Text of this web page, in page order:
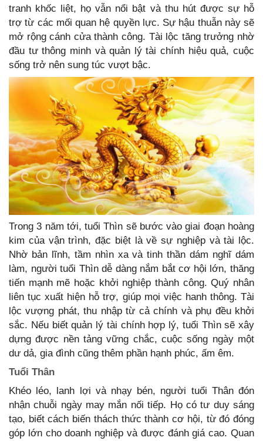
tranh khốc liệt, họ vẫn nổi bật và thu hút được sự hỗ
trợ từ các mối quan hệ quyền lực. Sự hậu thuẫn này sẽ
mở rộng cánh cửa thành công. Tài lộc tăng trưởng nhờ
đầu tư thông minh và quản lý tài chính hiệu quả, cuộc
sống trở nên sung túc vượt bậc.
Trong 3 năm tới, tuổi Thìn sẽ bước vào giai đoạn hoàng
kim của vận trình, đặc biệt là về sự nghiệp và tài lộc.
Nhờ bản lĩnh, tầm nhìn xa và tinh thần dám nghĩ dám
làm, người tuổi Thìn dễ dàng nắm bắt cơ hội lớn, thăng
tiến mạnh mẽ hoặc khởi nghiệp thành công. Quý nhân
liên tục xuất hiện hỗ trợ, giúp mọi việc hanh thông. Tài
lộc vượng phát, thu nhập từ cả chính và phụ đều khởi
sắc. Nếu biết quản lý tài chính hợp lý, tuổi Thìn sẽ xây
dựng được nền tảng vững chắc, cuộc sống ngày một
dư dả, gia đình cũng thêm phần hạnh phúc, ấm êm.
Tuổi Thân
Khéo léo, lanh lợi và nhạy bén, người tuổi Thân đón
nhận chuỗi ngày may mắn nối tiếp. Họ có tư duy sáng
tạo, biết cách biến thách thức thành cơ hội, từ đó đóng
góp lớn cho doanh nghiệp và được đánh giá cao. Quan